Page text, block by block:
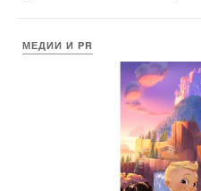
МЕДИИ И PR